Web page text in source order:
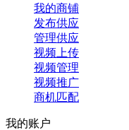
我的商铺
发布供应
管理供应
视频上传
视频管理
视频推广
商机匹配
我的账户